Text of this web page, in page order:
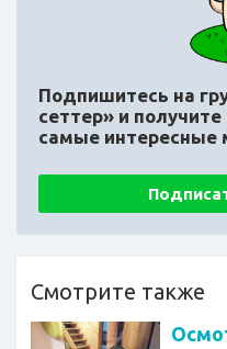
Подпишитесь на
сеттер» и
самые интересные
Смотрите также